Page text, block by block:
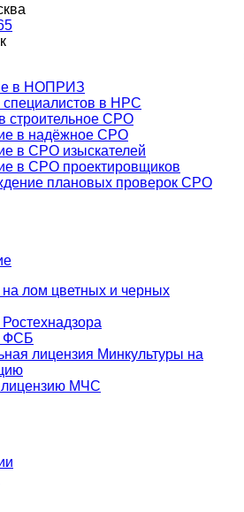
в НОПРИЗ
специалистов в НРС
строительное СРО
в надёжное СРО
в СРО изыскателей
в СРО проектировщиков
плановых проверок СРО
лом цветных и черных
ФСБ
лицензия Минкультуры на
лицензию МЧС